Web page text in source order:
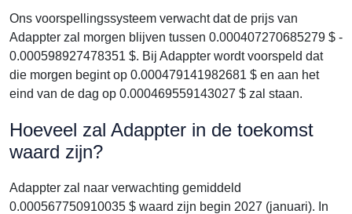
Ons voorspellingssysteem verwacht dat de prijs van
Adappter zal morgen blijven tussen 0.000407270685279 $ -
0.000598927478351 $. Bij Adappter wordt voorspeld dat
die morgen begint op 0.000479141982681 $ en aan het
eind van de dag op 0.000469559143027 $ zal staan.
Hoeveel zal Adappter in de toekomst
waard zijn?
Adappter zal naar verwachting gemiddeld
0.000567750910035 $ waard zijn begin 2027 (januari). In